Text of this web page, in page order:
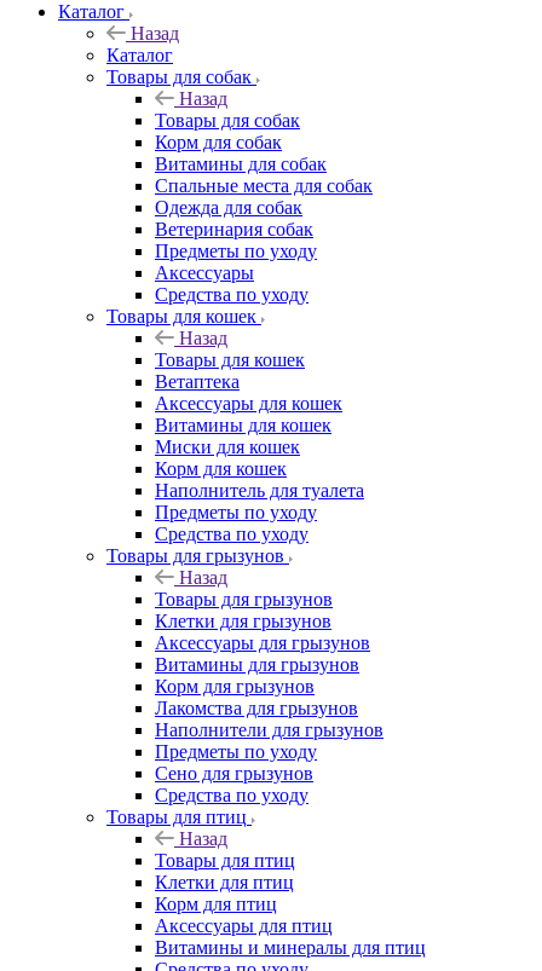
Каталог
Назад
Каталог
Товары для собак
Назад
Товары для собак
Корм для собак
Витамины для собак
Спальные места для собак
Одежда для собак
Ветеринария собак
Предметы по уходу
Аксессуары
Средства по уходу
Товары для кошек
Назад
Товары для кошек
Ветаптека
Аксессуары для кошек
Витамины для кошек
Миски для кошек
Корм для кошек
Наполнитель для туалета
Предметы по уходу
Средства по уходу
Товары для грызунов
Назад
Товары для грызунов
Клетки для грызунов
Аксессуары для грызунов
Витамины для грызунов
Корм для грызунов
Лакомства для грызунов
Наполнители для грызунов
Предметы по уходу
Сено для грызунов
Средства по уходу
Товары для птиц
Назад
Товары для птиц
Клетки для птиц
Корм для птиц
Аксессуары для птиц
Витамины и минералы для птиц